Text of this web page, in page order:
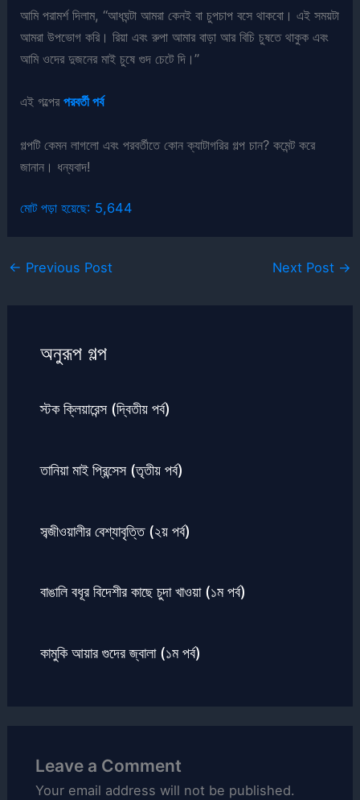
আমি পরামর্শ দিলাম, “আধঘন্টা আমরা কেনই বা চুপচাপ বসে থাকবো। এই সময়টা
আমরা উপভোগ করি। রিয়া এবং রুপা আমার বাড়া আর বিচি চুষতে থাকুক এবং
আমি ওদের দুজনের মাই চুষে গুদ চেটে দি।”
এই গল্পেরপরবর্তী পর্ব
গল্পটি কেমন লাগলো এবং পরবর্তীতে কোন ক্যাটাগরির গল্প চান? কমেন্ট করে
জানান। ধন্যবাদ!
মোট পড়া হয়েছে: 5,644
← Previous Post Next Post →
অনুরূপ গল্প
স্টক ক্লিয়ারেন্স (দ্বিতীয় পর্ব)
তানিয়া মাই প্রিন্সেস (তৃতীয় পর্ব)
সব্জীওয়ালীর বেশ্যাবৃত্তি (২য় পর্ব)
বাঙালি বধূর বিদেশীর কাছে চুদা খাওয়া (১ম পর্ব)
কামুকি আয়ার গুদের জ্বালা (১ম পর্ব)
Leave a Comment
Your email address will not be published.